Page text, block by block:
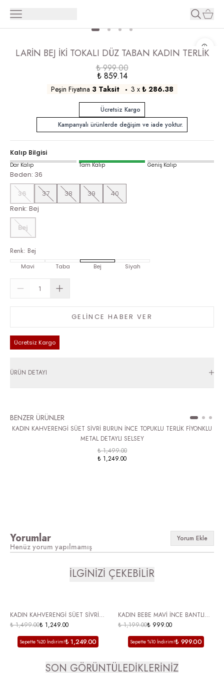
LARİN BEJ İKİ TOKALI DÜZ TABAN KADIN TERLİK
₺ 999.00
₺ 859.14
Peşin Fiyatına 3 Taksit 3 x ₺ 286.38
Ücretsiz Kargo
Kampanyalı ürünlerde değişim ve iade yoktur.
Kalıp Bilgisi
Dar Kalıp Tam Kalıp Geniş Kalıp
Beden: 36
36
37 38 39
40
Renk: Bej
Bej
Renk: Bej
Mavi Taba Bej Siyah
GELİNCE HABER VER
Ücretsiz Kargo
ÜRÜN DETAYI
BENZER ÜRÜNLER
KADIN KAHVERENGİ SÜET SİVRİ BURUN İNCE TOPUKLU TERLİK FİYONKLU
METAL DETAYLI SELSEY
₺ 1,499.00
₺ 1,249.00
Yorumlar Yorum Ekle
Henüz yorum yapılmamış
İLGİNİZİ ÇEKEBİLİR
ÜCRETSİZ KARGO
KADIN KAHVERENGİ SÜET SİVRİ
BURUN İNCE TOPUKLU TERLİK
FİYONKLU METAL DETAYLI SELSEY
₺ 1,499.00₺ 1,249.00
Sepette %20 İndirim!₺ 1,249.00
ÜCRETSİZ KARGO
KADIN BEBE MAVİ İNCE BANTLI
ALÇAK TOPUKLU PARMAK ARASI
TERLİK VELAJ
₺ 1,199.00₺ 999.00
Sepette %10 İndirim!₺ 999.00
SON GÖRÜNTÜLEDİKLERİNİZ